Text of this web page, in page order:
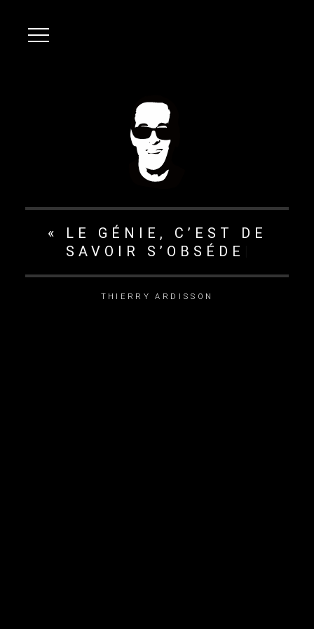
« LE GÉNIE, C’EST DE
SAVOIR S’OBSÉDER
THIERRY ARDISSON